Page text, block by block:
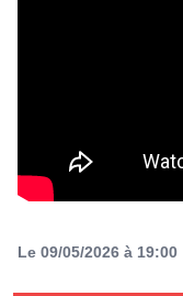
Le 09/05/2026 à 19:00